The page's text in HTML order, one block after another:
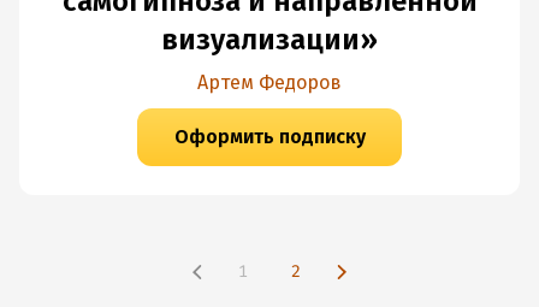
визуализации»
Артем Федоров
Оформить подписку
1 2